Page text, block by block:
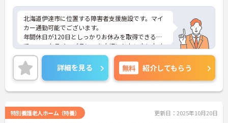
北海道伊達市に位置する障害者支援施設です。マイ
カー通勤可能でございます。
年間休日が120日としっかりお休みを取得できるの
で、ワークライフバランスを大切にしたい方におす
すめです。
昇給や賞与制度があり頑張りが評価されてしっかり
と職員に還元されます。
ご興味のある方には、面接対策ポイントなど、さら
に詳細をお話しいたしますのでお気軽にご相談くだ
詳細を見る 無料 紹介してもらう
特別養護老人ホーム（特養） 更新日：2025年10月20日